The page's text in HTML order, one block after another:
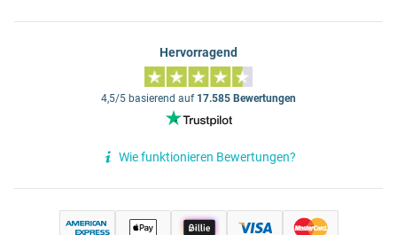
Hervorragend
4,5/5 basierend auf 17.585 Bewertungen
Wie funktionieren Bewertungen?